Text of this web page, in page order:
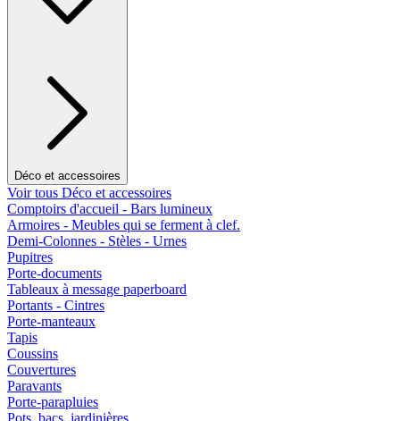
Déco et accessoires
Voir tous Déco et accessoires
Comptoirs d'accueil - Bars lumineux
Armoires - Meubles qui se ferment à clef.
Demi-Colonnes - Stèles - Urnes
Pupitres
Porte-documents
Tableaux à message paperboard
Portants - Cintres
Porte-manteaux
Tapis
Coussins
Couvertures
Paravants
Porte-parapluies